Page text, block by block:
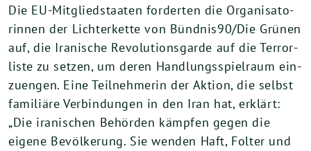
Die EU-Mit­glied­staa­ten for­der­ten die Orga­ni­sa­to­
rin­nen der Lich­ter­ket­te von Bündnis90/Die Grü­nen
auf, die Ira­ni­sche Revo­lu­ti­ons­gar­de auf die Ter­ror­
lis­te zu set­zen, um deren Hand­lungs­spiel­raum ein­
zu­en­gen. Eine Teil­neh­me­rin der Akti­on, die selbst
fami­liä­re Ver­bin­dun­gen in den Iran hat, erklärt:
„Die ira­ni­schen Behör­den kämp­fen gegen die
eige­ne Bevöl­ke­rung. Sie wen­den Haft, Fol­ter und